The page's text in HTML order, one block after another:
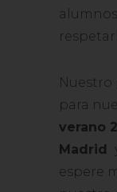
Nuestro
para
verano
Madrid
espere